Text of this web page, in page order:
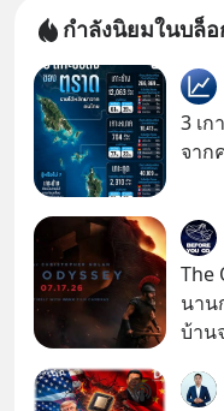
กำลังนิยมในบล็
3 เ
จาก
The
นาน
บ้าน